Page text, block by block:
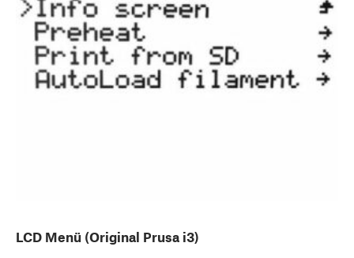
LCD Menü (Original Prusa i3)